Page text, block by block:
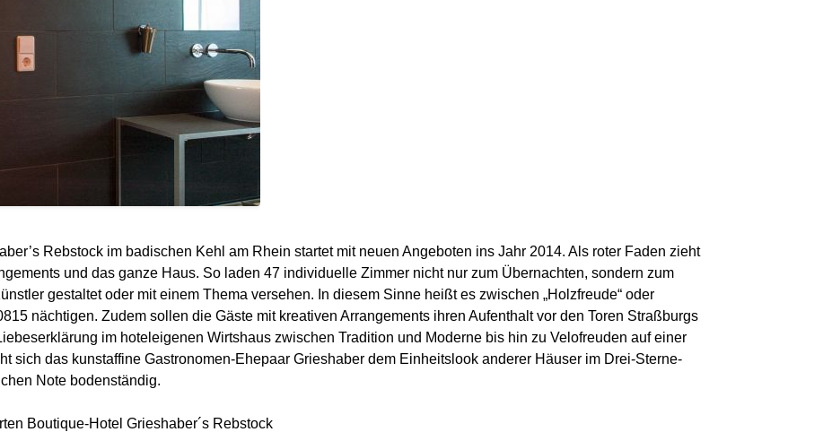
Rebstock im badischen Kehl am Rhein startet mit neuen Angeboten ins Jahr 2014. Als roter Faden zieht
und das ganze Haus. So laden 47 individuelle Zimmer nicht nur zum Übernachten, sondern zum
gestaltet oder mit einem Thema versehen. In diesem Sinne heißt es zwischen „Holzfreude“ oder
nächtigen. Zudem sollen die Gäste mit kreativen Arrangements ihren Aufenthalt vor den Toren Straßburgs
im hoteleigenen Wirtshaus zwischen Tradition und Moderne bis hin zu Velofreuden auf einer
sich das kunstaffine Gastronomen-Ehepaar Grieshaber dem Einheitslook anderer Häuser im Drei-Sterne-
Note bodenständig.
Boutique-Hotel Grieshaber´s Rebstock